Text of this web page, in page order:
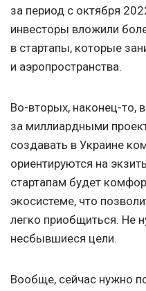
за период с октября
инвесторы вложили
в стартапы, которые
и аэропространства.
Во-вторых, наконец-то,
за миллиардными
создавать в Украине
ориентируются на
стартапам будет
экосистеме, что
легко приобщиться. Не
несбывшиеся цели.
Вообще, сейчас нужно